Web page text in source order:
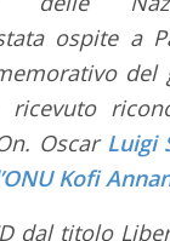
ospite a
del
ricevuto
Oscar Luigi
Kofi
dal titolo